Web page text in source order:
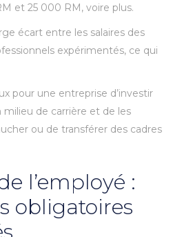
et 25 000 RM, voire plus.
écart entre les salaires des
expérimentés, ce qui
pour une entreprise d’investir
milieu de carrière et de les
ou de transférer des cadres
l’employé :
obligatoires